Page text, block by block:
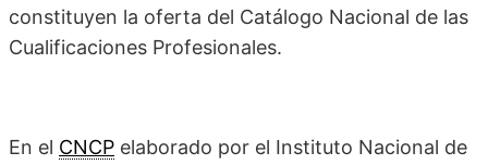
constituyen la oferta del Catálogo Nacional de las
Cualificaciones Profesionales.
En el CNCP elaborado por el Instituto Nacional de